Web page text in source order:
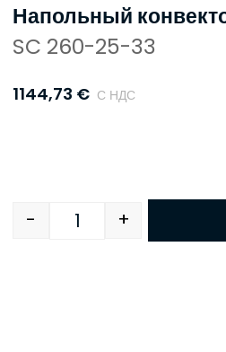
Напольный
SC 260-25-33
1144,73 € С НДС
Quantity
- +